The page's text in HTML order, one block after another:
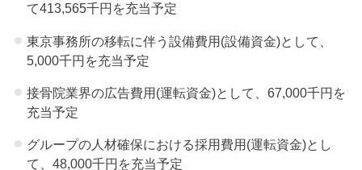
て413,565千円を充当予定
東京事務所の移転に伴う設備費用(設備資金)として、
5,000千円を充当予定
接骨院業界の広告費用(運転資金)として、67,000千円を
充当予定
グループの人材確保における採用費用(運転資金)とし
て、48,000千円を充当予定